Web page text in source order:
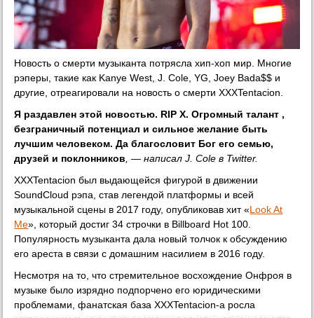
Новость о смерти музыканта потрясла хип-хоп мир. Многие
рэперы, такие как Kanye West, J. Cole, YG, Joey Bada$$ и
другие, отреагировали на новость о смерти XXXTentacion.
Я раздавлен этой новостью. RIP X. Огромный талант ,
безграничный потенциал и сильное желание быть
лучшим человеком. Да благословит Бог его семью,
друзей и поклонников, — написал J. Cole в Twitter.
XXXTentacion был выдающейся фигурой в движении
SoundCloud рэпа, став легендой платформы и всей
музыкальной сцены в 2017 году, опубликовав хит «Look At
Me», который достиг 34 строчки в Billboard Hot 100.
Популярность музыканта дала новый толчок к обсуждению
его ареста в связи с домашним насилием в 2016 году.
Несмотря на то, что стремительное восхождение Онфроя в
музыке было изрядно подпорчено его юридическими
проблемами, фанатская база XXXTentacion-а росла